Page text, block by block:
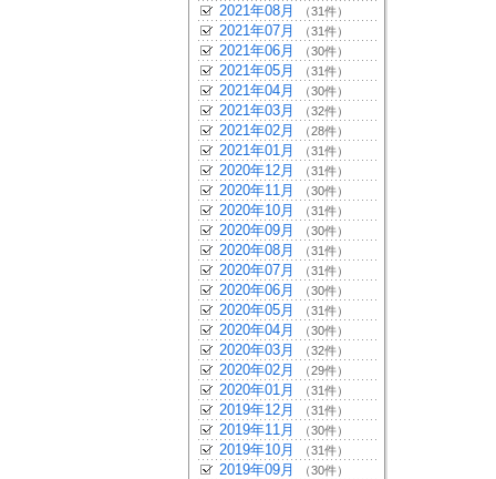
2021年08月 （31件）
2021年07月 （31件）
2021年06月 （30件）
2021年05月 （31件）
2021年04月 （30件）
2021年03月 （32件）
2021年02月 （28件）
2021年01月 （31件）
2020年12月 （31件）
2020年11月 （30件）
2020年10月 （31件）
2020年09月 （30件）
2020年08月 （31件）
2020年07月 （31件）
2020年06月 （30件）
2020年05月 （31件）
2020年04月 （30件）
2020年03月 （32件）
2020年02月 （29件）
2020年01月 （31件）
2019年12月 （31件）
2019年11月 （30件）
2019年10月 （31件）
2019年09月 （30件）